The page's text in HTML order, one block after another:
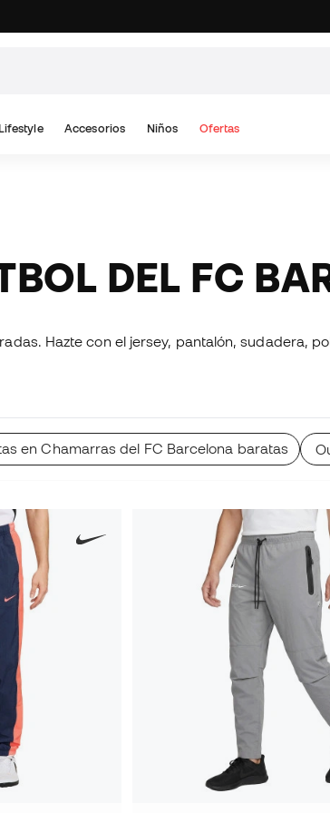
Lifestyle Accesorios Niños Ofertas
DEL FC
Hazte con el jersey, pantalón, sudadera,
en Chamarras del FC Barcelona baratas